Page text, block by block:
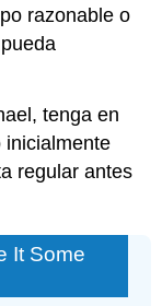
razonable o
tenga en
inicialmente
regular antes
It Some